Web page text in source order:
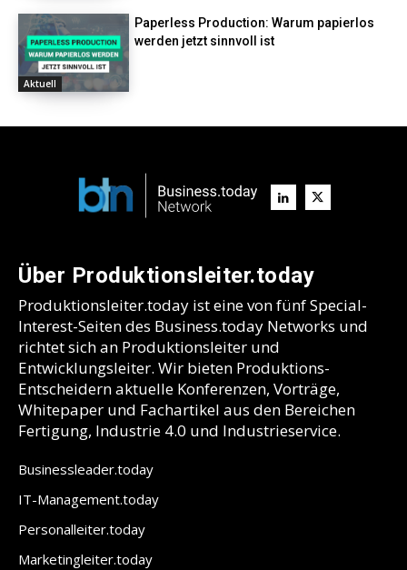
Aktuell
Paperless Production: Warum papierlos
werden jetzt sinnvoll ist
Über Produktionsleiter.today
Produktionsleiter.today ist eine von fünf Special-
Interest-Seiten des Business.today Networks und
richtet sich an Produktionsleiter und
Entwicklungsleiter. Wir bieten Produktions-
Entscheidern aktuelle Konferenzen, Vorträge,
Whitepaper und Fachartikel aus den Bereichen
Fertigung, Industrie 4.0 und Industrieservice.
Businessleader.today
IT-Management.today
Personalleiter.today
Marketingleiter.today